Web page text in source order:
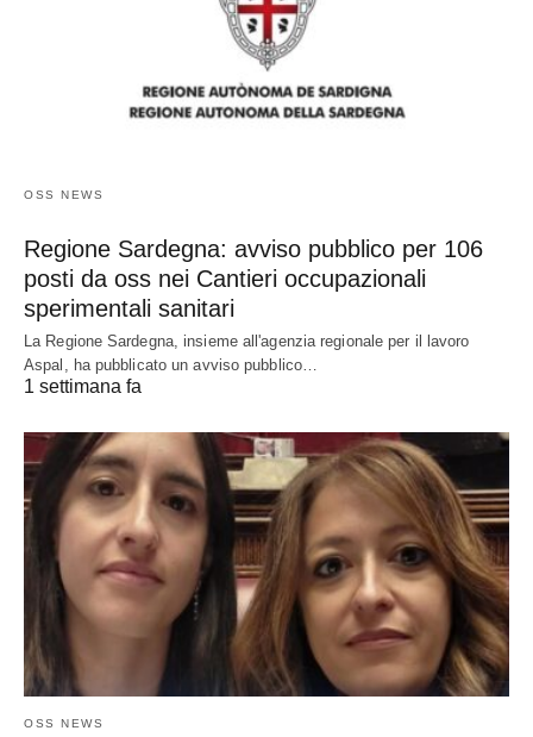
OSS NEWS
Regione Sardegna: avviso pubblico per 106
posti da oss nei Cantieri occupazionali
sperimentali sanitari
La Regione Sardegna, insieme all'agenzia regionale per il lavoro
Aspal, ha pubblicato un avviso pubblico…
1 settimana fa
OSS NEWS